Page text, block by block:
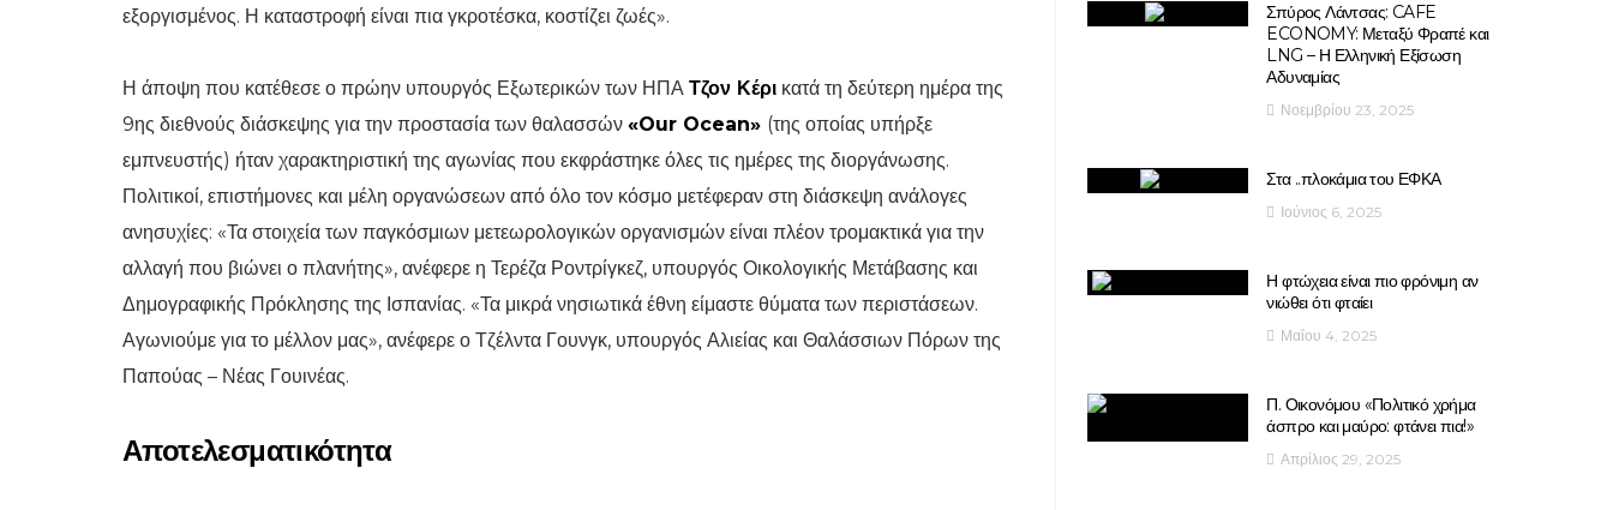
εξοργισμένος. Η καταστροφή είναι πια γκροτέσκα, κοστίζει ζωές».
Η άποψη που κατέθεσε ο πρώην υπουργός Εξωτερικών των ΗΠΑ Τζον Κέρι κατά τη δεύτερη ημέρα της
9ης διεθνούς διάσκεψης για την προστασία των θαλασσών «Our Ocean» (της οποίας υπήρξε
εμπνευστής) ήταν χαρακτηριστική της αγωνίας που εκφράστηκε όλες τις ημέρες της διοργάνωσης.
Πολιτικοί, επιστήμονες και μέλη οργανώσεων από όλο τον κόσμο μετέφεραν στη διάσκεψη ανάλογες
ανησυχίες: «Τα στοιχεία των παγκόσμιων μετεωρολογικών οργανισμών είναι πλέον τρομακτικά για την
αλλαγή που βιώνει ο πλανήτης», ανέφερε η Τερέζα Ροντρίγκεζ, υπουργός Οικολογικής Μετάβασης και
Δημογραφικής Πρόκλησης της Ισπανίας. «Τα μικρά νησιωτικά έθνη είμαστε θύματα των περιστάσεων.
Αγωνιούμε για το μέλλον μας», ανέφερε ο Τζέλντα Γουνγκ, υπουργός Αλιείας και Θαλάσσιων Πόρων της
Παπούας – Νέας Γουινέας.
Αποτελεσματικότητα
Σπύρος Λάντσας: CAFE
ECONOMY: Μεταξύ Φραπέ και
LNG – Η Ελληνική Εξίσωση
Αδυναμίας
Νοεμβρίου 23, 2025
Στα ..πλοκάμια του ΕΦΚΑ
Ιούνιος 6, 2025
Η φτώχεια είναι πιο φρόνιμη αν
νιώθει ότι φταίει
Μαΐου 4, 2025
Π. Οικονόμου «Πολιτικό χρήμα
άσπρο και μαύρο: φτάνει πια!»
Απρίλιος 29, 2025